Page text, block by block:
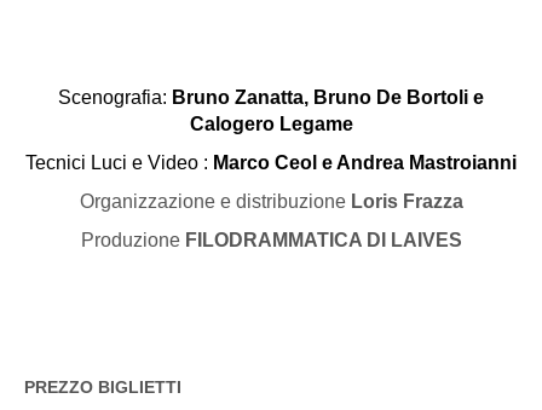
Scenografia: Bruno Zanatta, Bruno De Bortoli e
Calogero Legame
Tecnici Luci e Video : Marco Ceol e Andrea Mastroianni
Organizzazione e distribuzione Loris Frazza
ProduzioneFILODRAMMATICA DI LAIVES
PREZZO BIGLIETTI